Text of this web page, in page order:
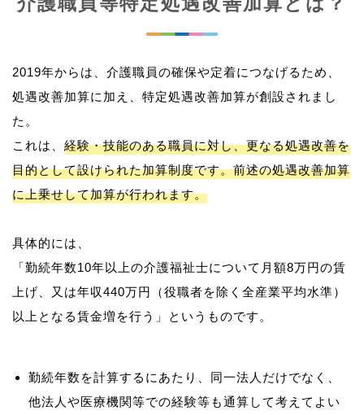
2019年からは、介護職員の確保や定着につなげるため、
処遇改善加算に加え、特定処遇改善加算が創設されまし
た。
これは、 経験・技能のある職員に対し、更なる処遇改善を
目的として設けられた加算制度です。前述の処遇改善加算
に上乗せして加算が行われます。
具体的には、
「勤続年数10年以上の介護福祉士について月額8万円の賃
上げ、又は年収440万円（役職者を除く全産業平均水準）
勤続年数を計算するにあたり、同一法人だけでなく、
他法人や医療機関等での経験等も通算して考えてよい